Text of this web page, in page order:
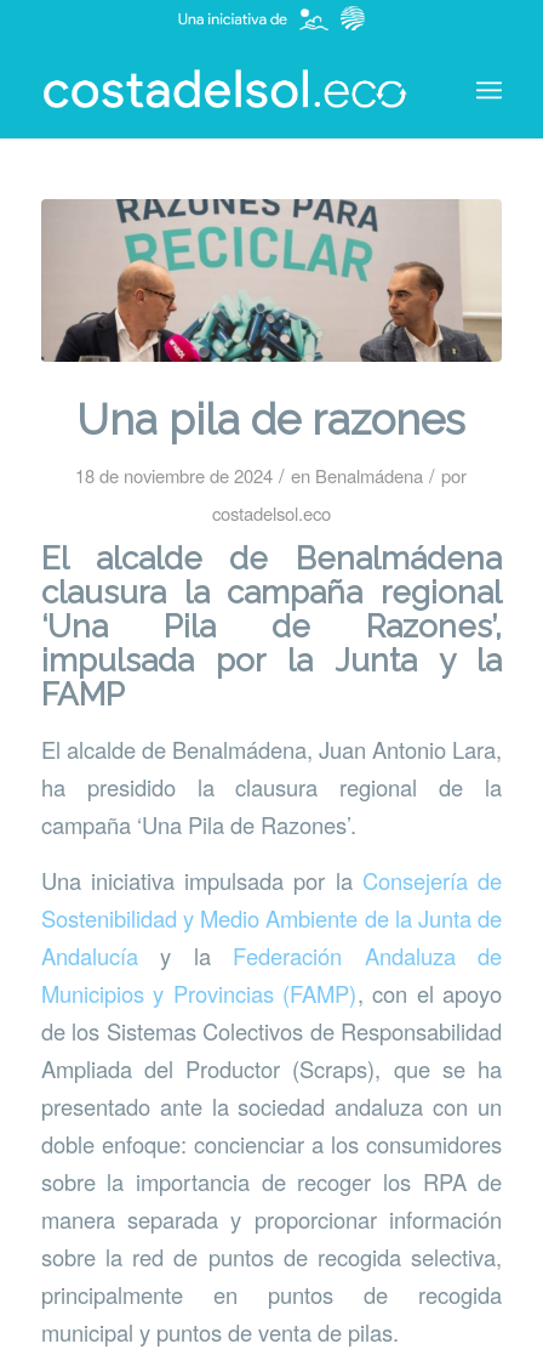
Una pila de razones
18 de noviembre de 2024 / en Benalmádena / por
costadelsol.eco
El alcalde de Benalmádena
clausura la campaña regional
‘Una Pila de Razones’,
impulsada por la Junta y la
FAMP
El alcalde de Benalmádena, Juan Antonio Lara,
ha presidido la clausura regional de la
campaña ‘Una Pila de Razones’.
Una iniciativa impulsada por la Consejería de
Sostenibilidad y Medio Ambiente de la Junta de
Andalucíay la Federación Andaluza de
Municipios y Provincias (FAMP), con el apoyo
de los Sistemas Colectivos de Responsabilidad
Ampliada del Productor (Scraps), que se ha
presentado ante la sociedad andaluza con un
doble enfoque: concienciar a los consumidores
sobre la importancia de recoger los RPA de
manera separada y proporcionar información
sobre la red de puntos de recogida selectiva,
principalmente en puntos de recogida
municipal y puntos de venta de pilas.